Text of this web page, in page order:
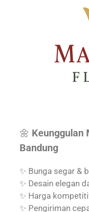
🌼 Keunggulan
Bandung
✨ Bunga segar &
✨ Desain elegan
✨ Harga
✨ Pengiriman